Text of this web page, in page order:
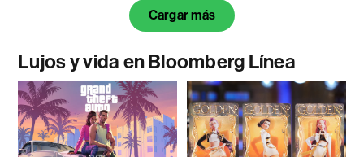
Cargar más
Lujos y vida en Bloomberg Línea